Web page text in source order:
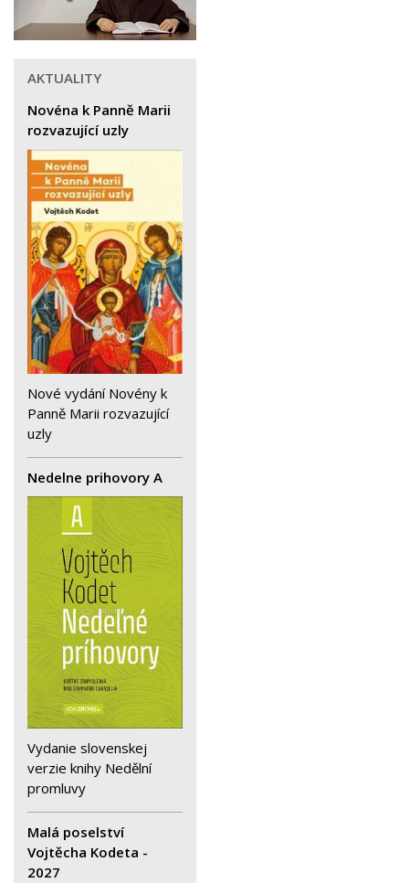
AKTUALITY
Novéna k Panně Marii
rozvazující uzly
Nové vydání Novény k
Panně Marii rozvazující
uzly
Nedelne prihovory A
Vydanie slovenskej
verzie knihy Nedělní
promluvy
Malá poselství
Vojtěcha Kodeta -
2027